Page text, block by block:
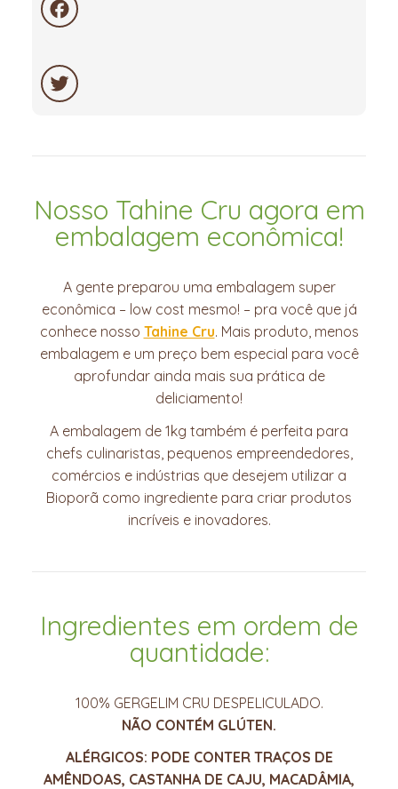
Nosso Tahine Cru agora em
embalagem econômica!
A gente preparou uma embalagem super
econômica – low cost mesmo! – pra você que já
conhece nosso Tahine Cru. Mais produto, menos
embalagem e um preço bem especial para você
aprofundar ainda mais sua prática de
deliciamento!
A embalagem de 1kg também é perfeita para
chefs culinaristas, pequenos empreendedores,
comércios e indústrias que desejem utilizar a
Bioporã como ingrediente para criar produtos
incríveis e inovadores.
Ingredientes em ordem de
quantidade:
100% GERGELIM CRU DESPELICULADO.
NÃO CONTÉM GLÚTEN.
ALÉRGICOS: PODE CONTER TRAÇOS DE
AMÊNDOAS, CASTANHA DE CAJU, MACADÂMIA,